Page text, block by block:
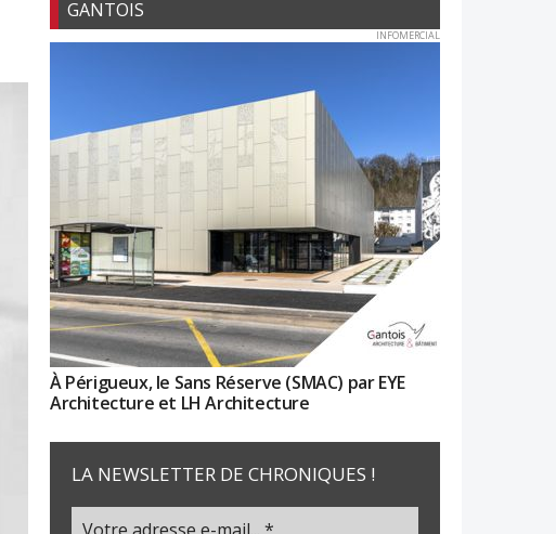
GANTOIS
INFOMERCIAL
À Périgueux, le Sans Réserve (SMAC) par EYE
Architecture et LH Architecture
LA NEWSLETTER DE CHRONIQUES !